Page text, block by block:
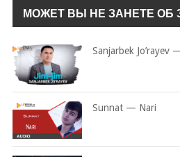
МОЖЕТ ВЫ НЕ ЗАНЕТЕ ОБ
Sanjarbek Jo’rayev
Sunnat — Nari